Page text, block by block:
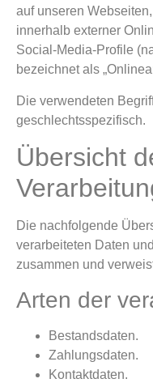
auf unseren
innerhalb externer
Social-Media-Profile
bezeichnet als
Die verwendeten
geschlechtsspezifisch.
Übersicht
Die nachfolgende
verarbeiteten Daten
zusammen und
Arten der
Bestandsdaten.
Zahlungsdaten.
Kontaktdaten.